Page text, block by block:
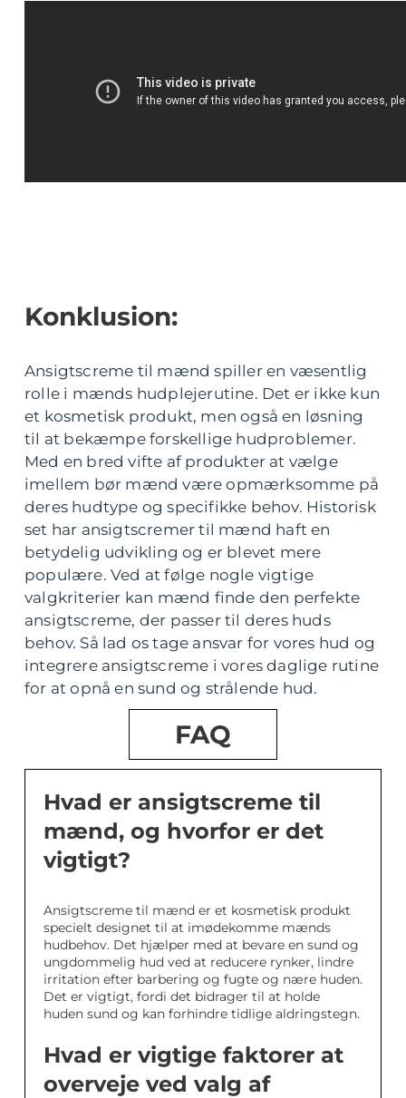
Konklusion:
Ansigtscreme til mænd spiller en væsentlig
rolle i mænds hudplejerutine. Det er ikke kun
et kosmetisk produkt, men også en løsning
til at bekæmpe forskellige hudproblemer.
Med en bred vifte af produkter at vælge
imellem bør mænd være opmærksomme på
deres hudtype og specifikke behov. Historisk
set har ansigtscremer til mænd haft en
betydelig udvikling og er blevet mere
populære. Ved at følge nogle vigtige
valgkriterier kan mænd finde den perfekte
ansigtscreme, der passer til deres huds
behov. Så lad os tage ansvar for vores hud og
integrere ansigtscreme i vores daglige rutine
for at opnå en sund og strålende hud.
FAQ
Hvad er ansigtscreme til
mænd, og hvorfor er det
vigtigt?
Ansigtscreme til mænd er et kosmetisk produkt
specielt designet til at imødekomme mænds
hudbehov. Det hjælper med at bevare en sund og
ungdommelig hud ved at reducere rynker, lindre
irritation efter barbering og fugte og nære huden.
Det er vigtigt, fordi det bidrager til at holde
huden sund og kan forhindre tidlige aldringstegn.
Hvad er vigtige faktorer at
overveje ved valg af